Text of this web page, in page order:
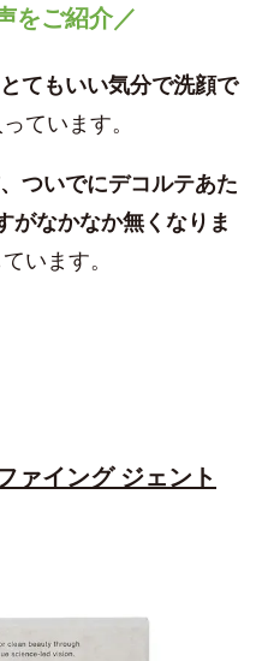
をご紹介／
とてもいい気分で洗顔で
ています。
ついでにデコルテあた
がなかなか無くなりま
います。
ァイング ジェント